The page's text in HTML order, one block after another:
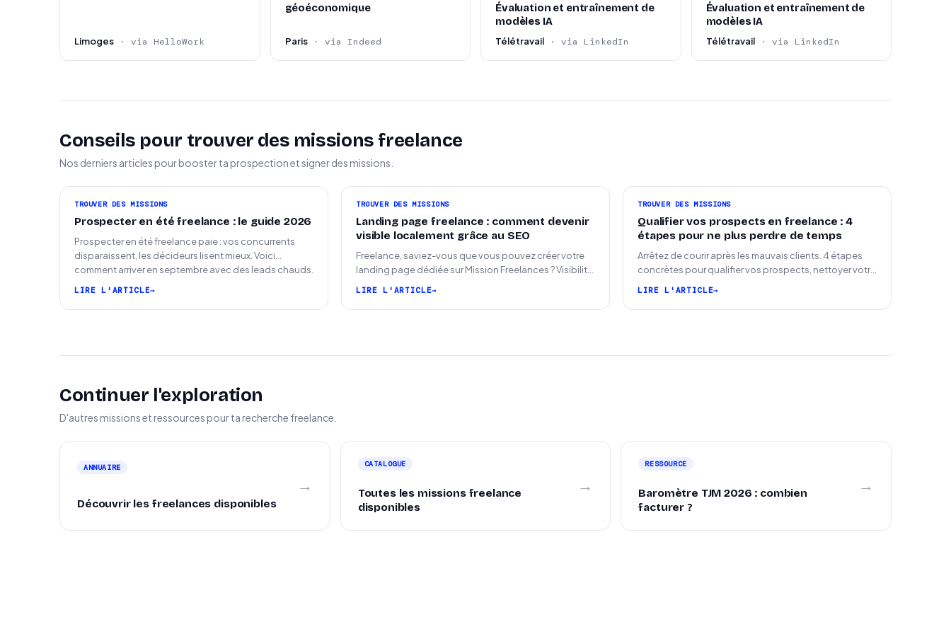
Résidence et activité professionnelle situées hors de Chine continentale.
Capacité à collaborer efficacement avec des équipes internationales à distance.
Limoges · via HelloWork
géoéconomique
Paris · via Indeed
Évaluation et entraînement de
modèles IA
Télétravail · via LinkedIn
Évaluation et entraînement de
modèles IA
Télétravail · via LinkedIn
Conseils pour trouver des missions freelance
Nos derniers articles pour booster ta prospection et signer des missions.
TROUVER DES MISSIONS
Prospecter en été freelance : le guide 2026
Prospecter en été freelance paie : vos concurrents
disparaissent, les décideurs lisent mieux. Voici
comment arriver en septembre avec des leads chauds.
LIRE L'ARTICLE
TROUVER DES MISSIONS
Landing page freelance : comment devenir
visible localement grâce au SEO
Freelance, saviez-vous que vous pouvez créer votre
landing page dédiée sur Mission Freelances ? Visibilité
LIRE L'ARTICLE
TROUVER DES MISSIONS
Qualifier vos prospects en freelance : 4
étapes pour ne plus perdre de temps
Arrêtez de courir après les mauvais clients. 4 étapes
concrètes pour qualifier vos prospects, nettoyer votre
LIRE L'ARTICLE
Continuer l'exploration
D'autres missions et ressources pour ta recherche freelance.
ANNUAIRE
Découvrir les freelances disponibles
→
CATALOGUE
Toutes les missions freelance
disponibles
→
RESSOURCE
Baromètre TJM 2026 : combien
facturer ?
→